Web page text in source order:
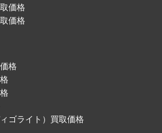
価格
価格
格
ゴライト）買取価格